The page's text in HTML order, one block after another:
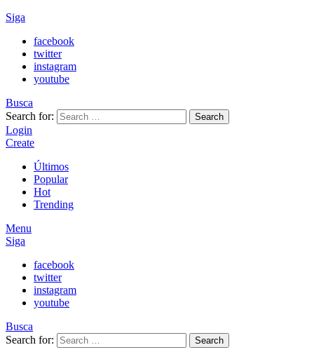
Siga
facebook
twitter
instagram
youtube
Busca
Search for:
Search
Login
Create
Últimos
Popular
Hot
Trending
Menu
Siga
facebook
twitter
instagram
youtube
Busca
Search for:
Search